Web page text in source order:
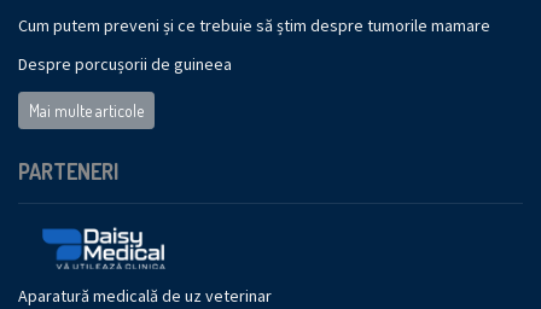
Cum putem preveni și ce trebuie să știm despre tumorile mamare
Despre porcușorii de guineea
Mai multe articole
PARTENERI
Aparatură medicală de uz veterinar